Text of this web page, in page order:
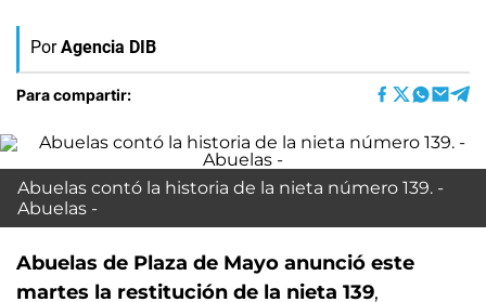
Por Agencia DIB
Para compartir:
Abuelas contó la historia de la nieta número 139. -
Abuelas -
Abuelas de Plaza de Mayo anunció este
martes la restitución de la nieta 139,